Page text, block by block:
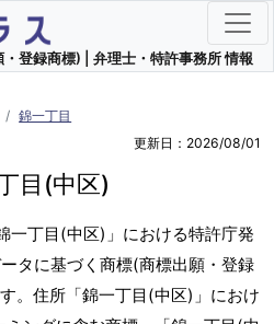
登録商標) | 弁理士・特許事務所 情報
錦一丁目
更新日：2026/08/01
目(中区)
一丁目(中区)」における特許庁発
タに基づく商標(商標出願・登録
。住所「錦一丁目(中区)」におけ